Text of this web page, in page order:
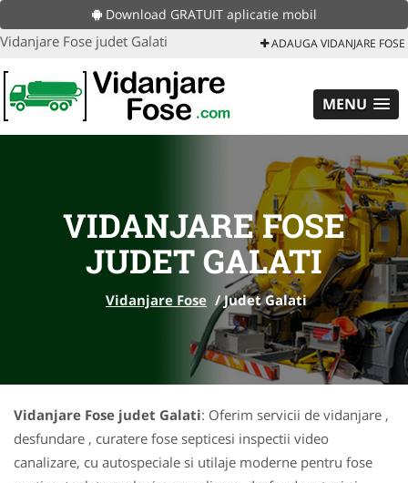
Download GRATUIT aplicatie mobil
Vidanjare Fose judet Galati ADAUGA VIDANJARE FOSE
MENU
VIDANJARE FOSE
JUDET GALATI
Vidanjare Fose /Judet Galati
Vidanjare Fose judet Galati: Oferim servicii de vidanjare ,
desfundare , curatere fose septicesi inspectii video
canalizare, cu autospeciale si utilaje moderne pentru fose